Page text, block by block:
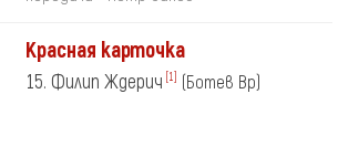
Красная карточка
15. Филип Ждерич [1] (Ботев Вр)